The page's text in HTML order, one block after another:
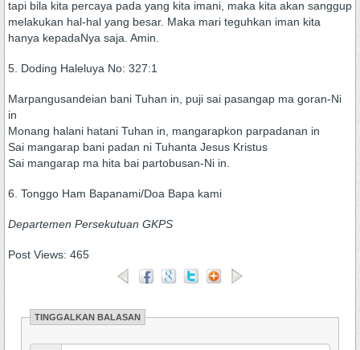
tapi bila kita percaya pada yang kita imani, maka kita akan sanggup
melakukan hal-hal yang besar. Maka mari teguhkan iman kita
hanya kepadaNya saja. Amin.
5. Doding Haleluya No: 327:1
Marpangusandeian bani Tuhan in, puji sai pasangap ma goran-Ni
in
Monang halani hatani Tuhan in, mangarapkon parpadanan in
Sai mangarap bani padan ni Tuhanta Jesus Kristus
Sai mangarap ma hita bai partobusan-Ni in.
6. Tonggo Ham Bapanami/Doa Bapa kami
Departemen Persekutuan GKPS
Post Views: 465
TINGGALKAN BALASAN